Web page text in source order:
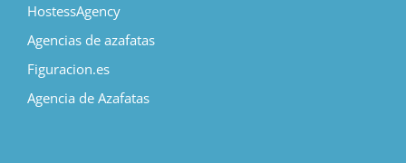
HostessAgency
Agencias de azafatas
Figuracion.es
Agencia de Azafatas